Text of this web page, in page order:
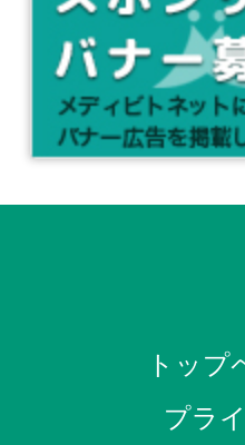
トップ
プラ